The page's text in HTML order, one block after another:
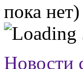
пока нет)
Новости